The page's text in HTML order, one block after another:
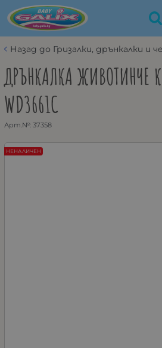
Назад до Гризалки, дрънкалки и
ДРЪНКАЛКА ЖИВОТИНЧЕ
WD3661C
Арт.№: 37358
НЕНАЛИЧЕН